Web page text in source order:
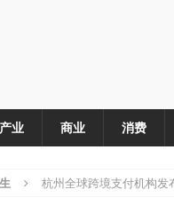
产业 商业 消费
杭州全球跨境支付机构发